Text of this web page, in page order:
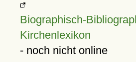
Biographisch-
Kirchenlexikon
- noch nicht online